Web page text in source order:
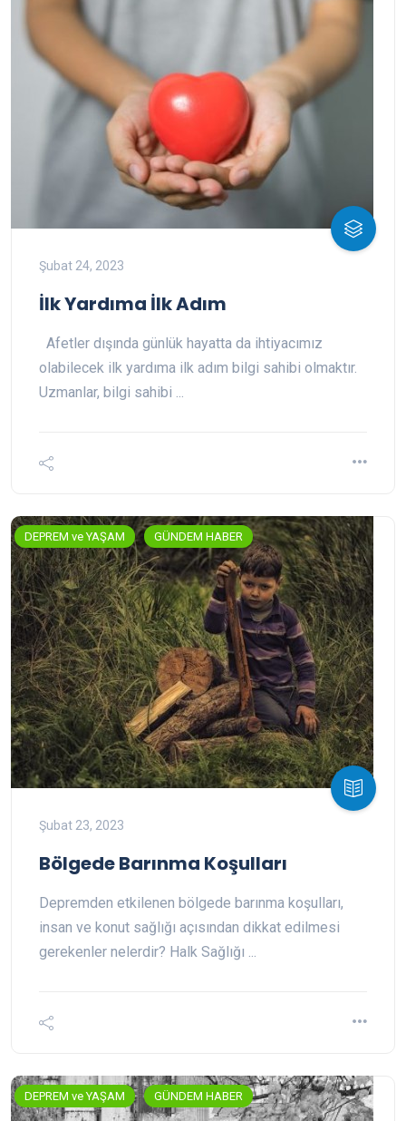
Şubat 24, 2023
İlk Yardıma İlk Adım
Afetler dışında günlük hayatta da ihtiyacımız
olabilecek ilk yardıma ilk adım bilgi sahibi olmaktır.
Uzmanlar, bilgi sahibi ...
DEPREM ve YAŞAM GÜNDEM HABER
Şubat 23, 2023
Bölgede Barınma Koşulları
Depremden etkilenen bölgede barınma koşulları,
insan ve konut sağlığı açısından dikkat edilmesi
gerekenler nelerdir? Halk Sağlığı ...
DEPREM ve YAŞAM GÜNDEM HABER